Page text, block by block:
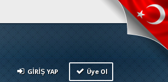
GIRIŞ YAP Üye Ol